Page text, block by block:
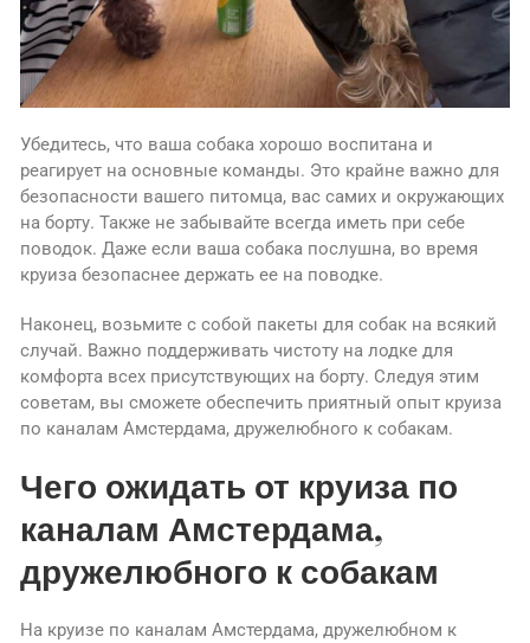
Убедитесь, что ваша собака хорошо воспитана и
реагирует на основные команды. Это крайне важно для
безопасности вашего питомца, вас самих и окружающих
на борту. Также не забывайте всегда иметь при себе
поводок. Даже если ваша собака послушна, во время
круиза безопаснее держать ее на поводке.
Наконец, возьмите с собой пакеты для собак на всякий
случай. Важно поддерживать чистоту на лодке для
комфорта всех присутствующих на борту. Следуя этим
советам, вы сможете обеспечить приятный опыт круиза
по каналам Амстердама, дружелюбного к собакам.
Чего ожидать от круиза по
каналам Амстердама,
дружелюбного к собакам
На круизе по каналам Амстердама, дружелюбном к